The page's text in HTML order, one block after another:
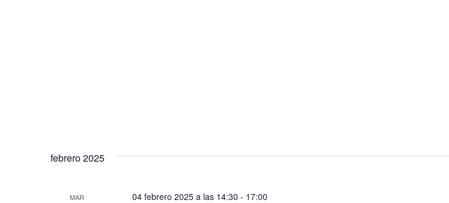
febrero 2025
MAR 04 febrero 2025 a las 14:30 - 17:00